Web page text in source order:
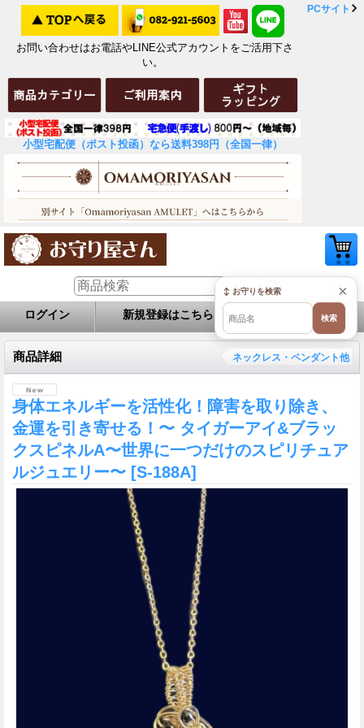
お問い合わせはお電話やLINE公式アカウントをご活用下さ
い。
小型宅配便（ポスト投函）なら送料398円（全国一律）
PCサイト
ログイン 新規登録はこちら お問い合せ
商品詳細 ネックレス・ペンダント他
身体エネルギーを活性化！障害を取り除き、
金運を引き寄せる！〜 タイガーアイ&ブラッ
クスピネルA〜世界に一つだけのスピリチュア
ルジュエリー〜 [S-188A]
×
↕ お守りを検索
検索